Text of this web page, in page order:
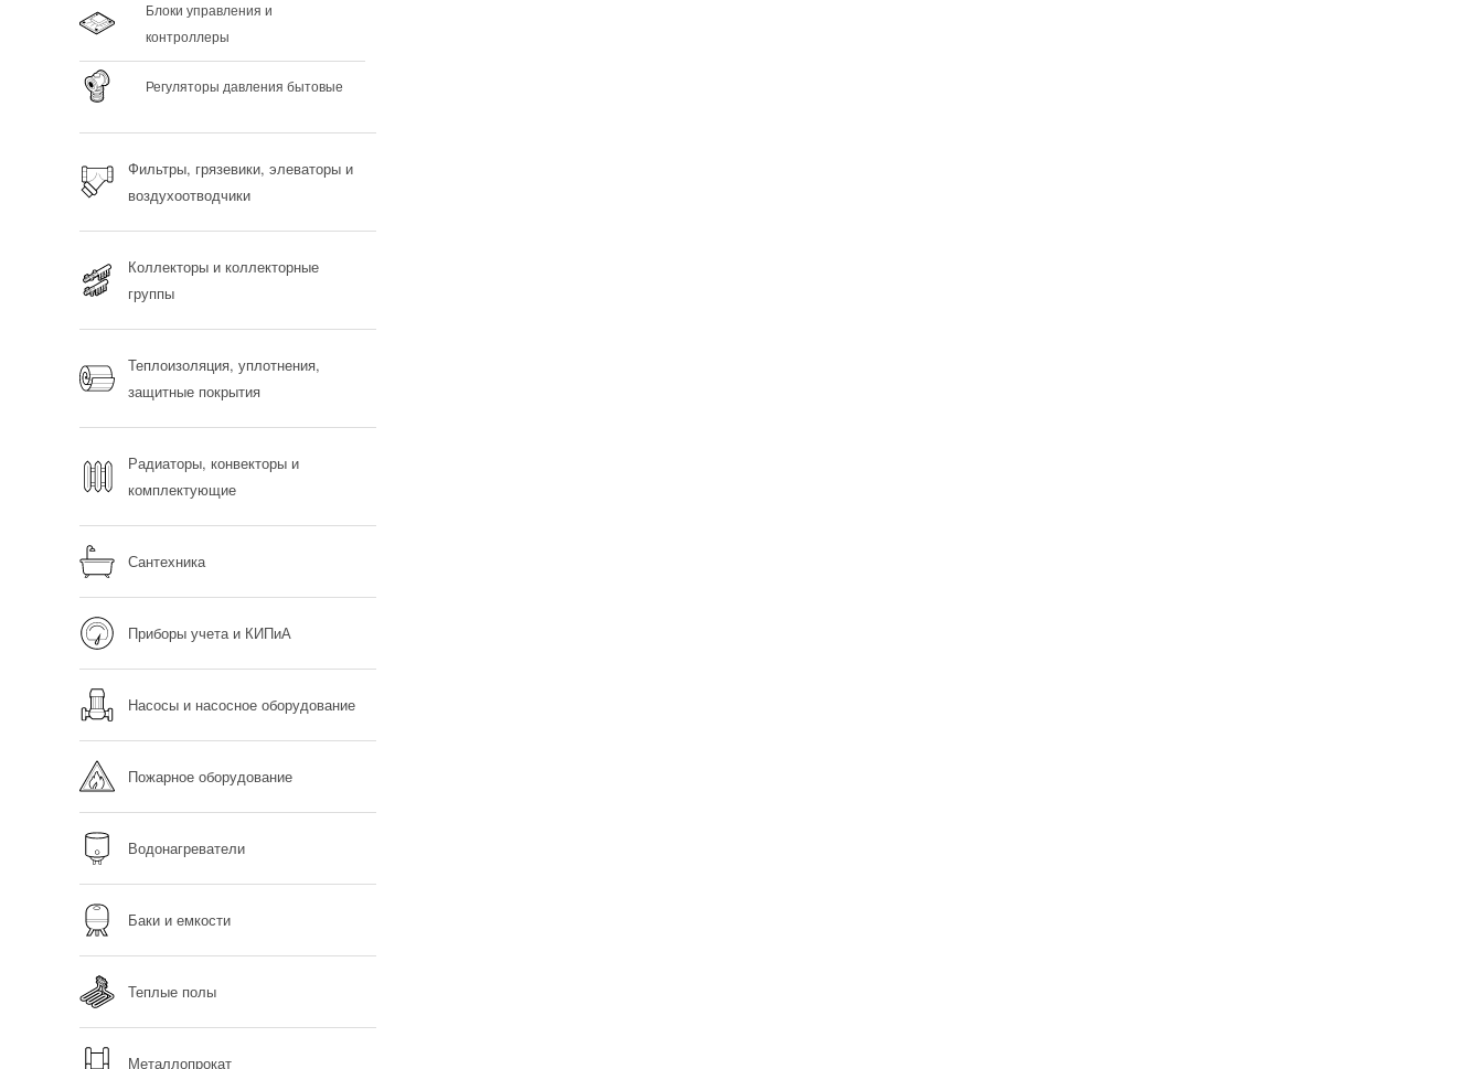
Блоки управления и
контроллеры
Регуляторы давления бытовые
Фильтры, грязевики, элеваторы и
воздухоотводчики
Коллекторы и коллекторные
группы
Теплоизоляция, уплотнения,
защитные покрытия
Радиаторы, конвекторы и
комплектующие
Сантехника
Приборы учета и КИПиА
Насосы и насосное оборудование
Пожарное оборудование
Водонагреватели
Баки и емкости
Теплые полы
Металлопрокат